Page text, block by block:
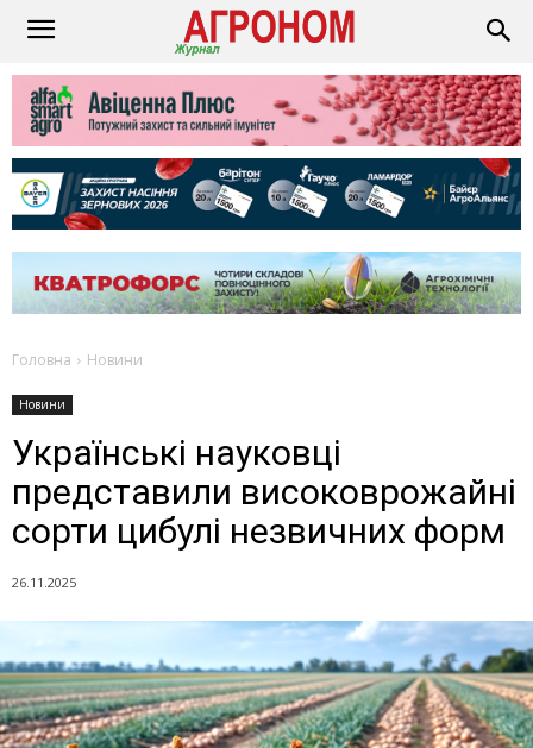
Головна Новини
Новини
Українські науковці
представили високоврожайні
сорти цибулі незвичних форм
26.11.2025